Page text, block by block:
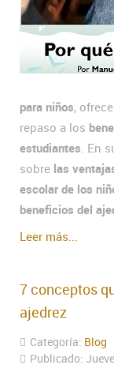
para niños,
repaso a los
estudiantes. En
sobre las
escolar de los
beneficios del
Leer más...
7 conceptos
ajedrez
Categoría: Blog
Publicado: